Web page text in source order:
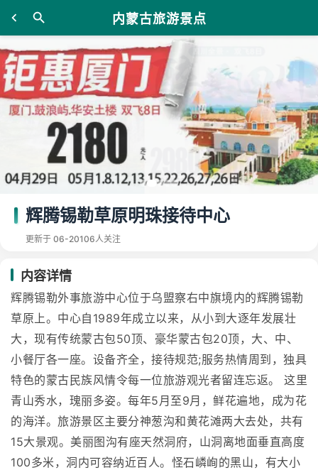
内蒙古旅游景点
辉腾锡勒草原明珠接待中心
更新于 06-20106人关注
内容详情
辉腾锡勒外事旅游中心位于乌盟察右中旗境内的辉腾锡勒
草原上。中心自1989年成立以来，从小到大逐年发展壮
大，现有传统蒙古包50顶、豪华蒙古包20顶，大、中、
小餐厅各一座。设备齐全，接待规范;服务热情周到，独具
特色的蒙古民族风情令每一位旅游观光者留连忘返。 这里
青山秀水，瑰丽多姿。每年5月至9月，鲜花遍地，成为花
的海洋。旅游景区主要分神葱沟和黄花滩两大去处，共有
15大景观。美丽图沟有座天然洞府，山洞离地面垂直高度
100多米，洞内可容纳近百人。怪石嶙峋的黑山，有大小